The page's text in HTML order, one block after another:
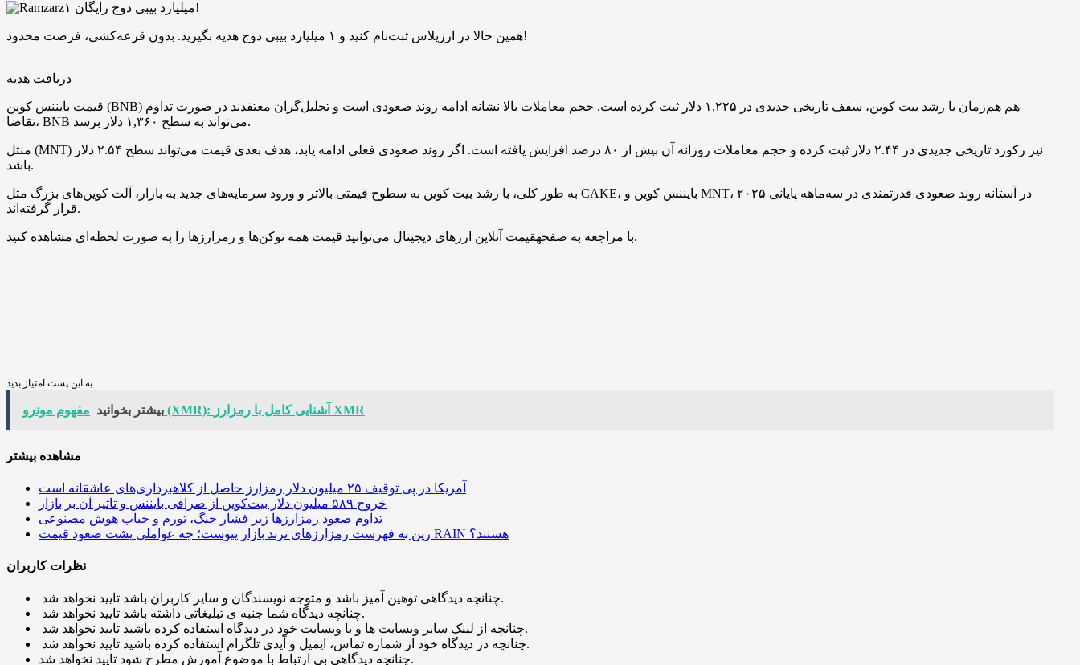
۱ میلیارد بیبی دوج رایگان!
همین حالا در ارزپلاس ثبت‌نام کنید و ۱ میلیارد بیبی دوج هدیه بگیرید. بدون قرعه‌کشی، فرصت محدود!
دریافت هدیه
قیمت بایننس ‌کوین (BNB) هم هم‌زمان با رشد بیت‌ کوین، سقف تاریخی جدیدی در ۱,۲۲۵ دلار ثبت کرده است. حجم معاملات بالا نشانه ادامه روند صعودی است و تحلیل‌گران معتقدند در صورت تداوم
تقاضا، BNB می‌تواند به سطح ۱,۳۶۰ دلار برسد.
منتل (MNT) نیز رکورد تاریخی جدیدی در ۲.۴۴ دلار ثبت کرده و حجم معاملات روزانه آن بیش از ۸۰ درصد افزایش یافته است. اگر روند صعودی فعلی ادامه یابد، هدف بعدی قیمت می‌تواند سطح ۲.۵۴ دلار
باشد.
به‌ طور کلی، با رشد بیت ‌کوین به سطوح قیمتی بالاتر و ورود سرمایه‌های جدید به بازار، آلت ‌کوین‌های بزرگ مثل CAKE، بایننس کوین و MNT، در آستانه روند صعودی قدرتمندی در سه‌ماهه پایانی ۲۰۲۵
قرار گرفته‌اند.
با مراجعه به صفحهقیمت آنلاین ارزهای دیجیتال می‌توانید قیمت همه توکن‌ها و رمزارزها را به صورت لحظه‌ای مشاهده کنید.
به این پست امتیاز بدید
بیشتر بخوانید مفهوم مونرو (XMR): آشنایی کامل با رمزارز XMR
مشاهده بیشتر
آمریکا در پی توقیف ۲۵ میلیون دلار رمزارز حاصل از کلاهبرداری‌های عاشقانه است
خروج ۵۸۹ میلیون دلار بیت‌کوین از صرافی بایننس و تاثیر آن بر بازار
تداوم صعود رمزارزها زیر فشار جنگ، تورم و حباب هوش مصنوعی
رین به فهرست رمزارزهای ترند بازار پیوست؛ چه عواملی پشت صعود قیمت RAIN هستند؟
نظرات کاربران
چنانچه دیدگاهی توهین آمیز باشد و متوجه نویسندگان و سایر کاربران باشد تایید نخواهد شد.
چنانچه دیدگاه شما جنبه ی تبلیغاتی داشته باشد تایید نخواهد شد.
چنانچه از لینک سایر وبسایت ها و یا وبسایت خود در دیدگاه استفاده کرده باشید تایید نخواهد شد.
چنانچه در دیدگاه خود از شماره تماس، ایمیل و آیدی تلگرام استفاده کرده باشید تایید نخواهد شد.
چنانچه دیدگاهی بی ارتباط با موضوع آموزش مطرح شود تایید نخواهد شد.